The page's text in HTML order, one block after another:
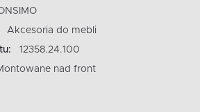
Akcesoria do mebli
12358.24.100
nad front